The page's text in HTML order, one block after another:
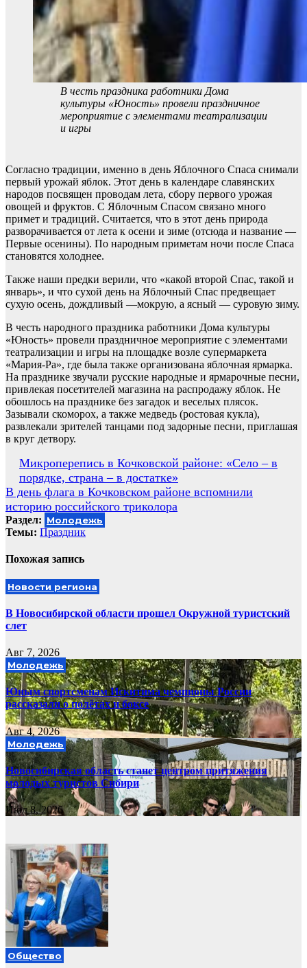
В честь праздника работники Дома
культуры «Юность» провели праздничное
мероприятие с элементами театрализации
и игры
Согласно традиции, именно в день Яблочного Спаса снимали
первый урожай яблок. Этот день в календаре славянских
народов посвящен проводам лета, сбору первого урожая
овощей и фруктов. С Яблочным Спасом связано много
примет и традиций. Считается, что в этот день природа
разворачивается от лета к осени и зиме (отсюда и название —
Первые осенины). По народным приметам ночи после Спаса
становятся холоднее.
Также наши предки верили, что «какой второй Спас, такой и
январь», и что сухой день на Яблочный Спас предвещает
сухую осень, дождливый —мокрую, а ясный — суровую зиму.
В честь народного праздника работники Дома культуры
«Юность» провели праздничное мероприятие с элементами
театрализации и игры на площадке возле супермаркета
«Мария-Ра», где была также организована яблочная ярмарка.
На празднике звучали русские народные и ярмарочные песни,
привлекая посетителей магазина на распродажу яблок. Не
обошлось на празднике без загадок и веселых плясок.
Зазывали скоморох, а также медведь (ростовая кукла),
развлекали зрителей танцами под задорные песни, приглашая
в круг детвору.
Навигация
по
записям
Микроперепись в Кочковской районе: «Село – в
порядке, страна – в достатке»
В день флага в Кочковском районе вспомнили
историю российского триколора
Раздел: Молодежь
Темы: Праздник
Похожая запись
Новости региона
В Новосибирской области прошел Окружной туристский
слет
Авг 7, 2026
Молодежь
Юным спортсменам Искитима чемпионы России
рассказали о полётах и боксе
Авг 4, 2026
Молодежь
Новосибирская область станет центром притяжения
молодых туристов Сибири
Июл 8, 2026
Общество